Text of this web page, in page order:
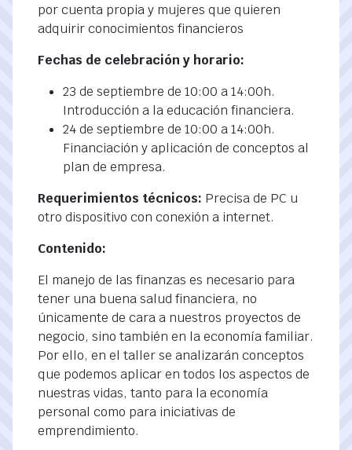
por cuenta propia y mujeres que quieren
adquirir conocimientos financieros
Fechas de celebración y horario:
23 de septiembre de 10:00 a 14:00h.
Introducción a la educación financiera.
24 de septiembre de 10:00 a 14:00h.
Financiación y aplicación de conceptos al
plan de empresa.
Requerimientos técnicos: Precisa de PC u
otro dispositivo con conexión a internet.
Contenido:
El manejo de las finanzas es necesario para
tener una buena salud financiera, no
únicamente de cara a nuestros proyectos de
negocio, sino también en la economía familiar.
Por ello, en el taller se analizarán conceptos
que podemos aplicar en todos los aspectos de
nuestras vidas, tanto para la economía
personal como para iniciativas de
emprendimiento.